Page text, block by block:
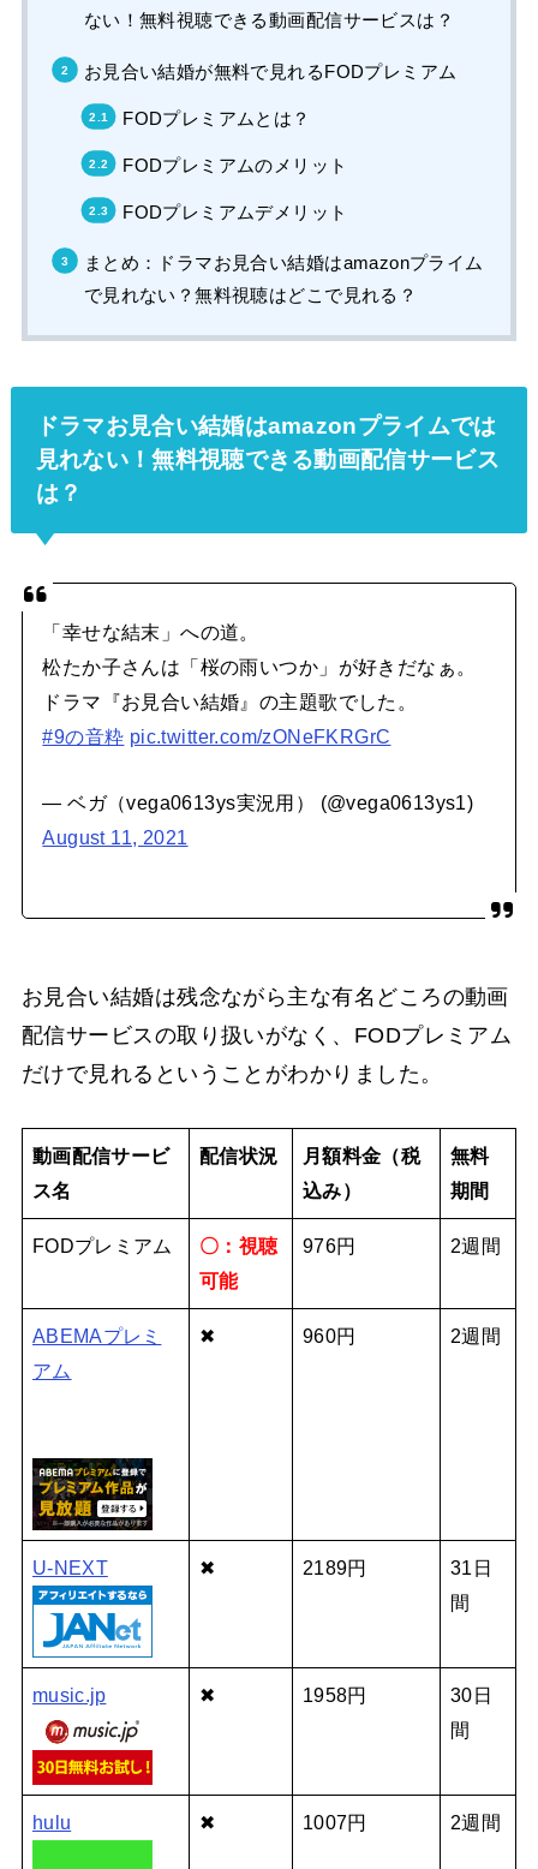
ない！無料視聴できる動画配信サービスは？
お見合い結婚が無料で見れるFODプレミアム
FODプレミアムとは？
FODプレミアムのメリット
FODプレミアムデメリット
まとめ：ドラマお見合い結婚はamazonプライム
で見れない？無料視聴はどこで見れる？
ドラマお見合い結婚はamazonプライムでは
見れない！無料視聴できる動画配信サービス
は？
「幸せな結末」への道。
松たか子さんは「桜の雨いつか」が好きだなぁ。
ドラマ『お見合い結婚』の主題歌でした。
#9の音粋 pic.twitter.com/zONeFKRGrC
— ベガ（vega0613ys実況用） (@vega0613ys1)
August 11, 2021
お見合い結婚は残念ながら主な有名どころの動画
配信サービスの取り扱いがなく、FODプレミアム
だけで見れるということがわかりました。
動画配信サービ
ス名
配信状況
月額料金（税
込み）
無料
期間
FODプレミアム
〇：視聴
可能
976円 2週間
ABEMAプレミ
アム
✖ 960円 2週間
U-NEXT ✖ 2189円
31日
間
music.jp ✖ 1958円
30日
間
hulu ✖ 1007円 2週間